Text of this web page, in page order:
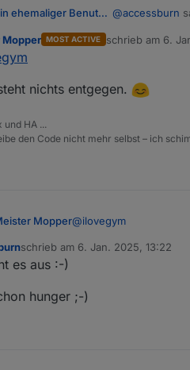
Ein ehemaliger Benutzer @accessburn
8
Steht bei allen
Kleiner
MOST ACTIVE schrieb am 6.
zuletzt editiert
nichts entgegen.
und HA ...
den Code nicht mehr selbst – ich
Mopper@ilovegym
Noch steht nichts
schrieb am 6. Jan. 2025, 13:22
zuletzt editiert von
es aus :-)
hunger ;-)